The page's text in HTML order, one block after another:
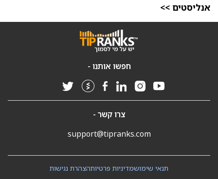
אנליסטים >>
חפשו אותנו -
צרו קשר -
support@tipranks.com
הצהרת נגישותמדיניות פרטיותתנאי שימוש